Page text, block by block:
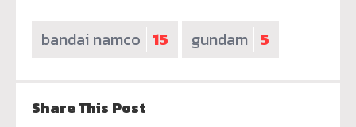
bandai namco 15 gundam 5
Share This Post